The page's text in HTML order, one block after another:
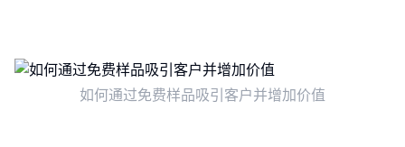
如何通过免费样品吸引客户并增加价值